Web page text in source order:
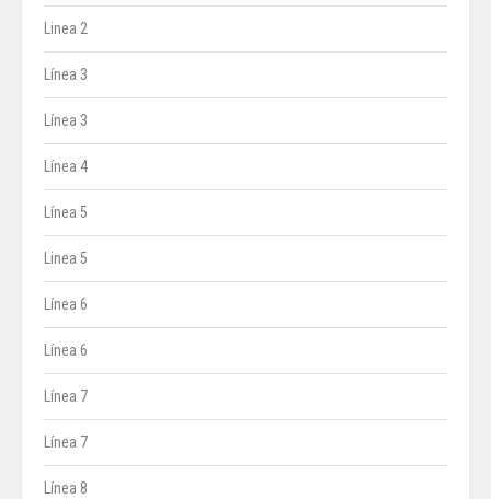
Linea 2
Línea 3
Línea 3
Línea 4
Línea 5
Linea 5
Línea 6
Línea 6
Línea 7
Línea 7
Línea 8